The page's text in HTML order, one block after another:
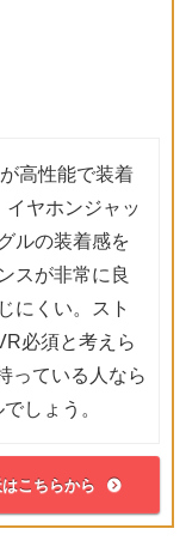
高性能で装着
ヤホンジャッ
ルの装着感を
スが非常に良
にくい。スト
必須と考えら
っている人なら
しょう。
こちらから